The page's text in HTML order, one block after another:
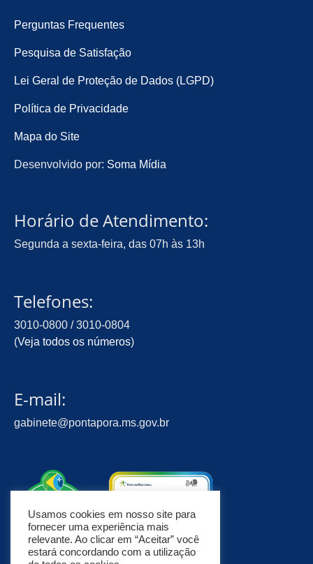
Perguntas Frequentes
Pesquisa de Satisfação
Lei Geral de Proteção de Dados (LGPD)
Política de Privacidade
Mapa do Site
Desenvolvido por: Soma Mídia
Horário de Atendimento:
Segunda a sexta-feira, das 07h às 13h
Telefones:
3010-0800 / 3010-0804
(Veja todos os números)
E-mail:
gabinete@pontapora.ms.gov.br
Usamos cookies em nosso site para
fornecer uma experiência mais
relevante. Ao clicar em “Aceitar” você
estará concordando com a utilização